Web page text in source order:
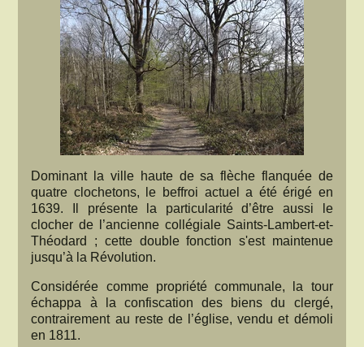
Dominant la ville haute de sa flèche flanquée de
quatre clochetons, le beffroi actuel a été érigé en
1639. Il présente la particularité d’être aussi le
clocher de l’ancienne collégiale Saints-Lambert-et-
Théodard ; cette double fonction s'est maintenue
jusqu’à la Révolution.
Considérée comme propriété communale, la tour
échappa à la confiscation des biens du clergé,
contrairement au reste de l’église, vendu et démoli
en 1811.